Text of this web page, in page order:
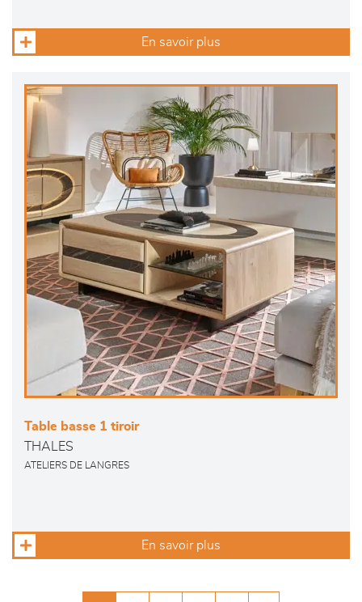
En savoir plus
Table basse 1 tiroir
THALES
ATELIERS DE LANGRES
En savoir plus